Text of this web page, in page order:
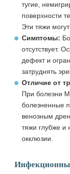
тугие,
поверхности
Эти тяжи
Симптомы:
отсутствует.
дефект и
затруднять
Отличие от
При болезни
болезненные
венозным
тяжи глубже и
окклюзии.